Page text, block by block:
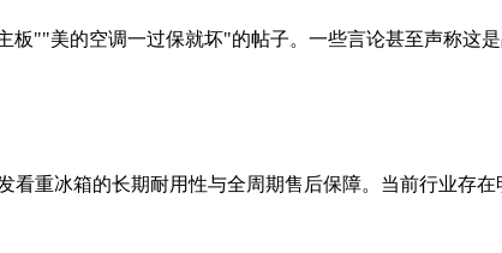
板""美的空调一过保就坏"的帖子。一些言论甚至声称这
看重冰箱的长期耐用性与全周期售后保障。当前行业存